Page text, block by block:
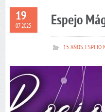
19
07 2025 Espejo
15 AÑOS,ESPEJO